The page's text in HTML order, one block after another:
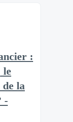
:
le
la
-